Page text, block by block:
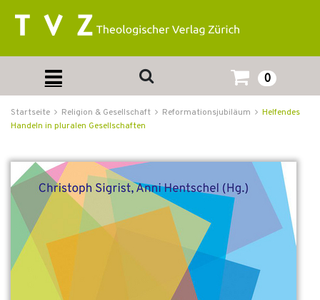
0
Startseite Religion & Gesellschaft Reformationsjubiläum
Helfendes
Handeln in pluralen Gesellschaften